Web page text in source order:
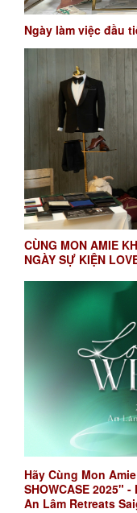
Ngày làm việc đầu
CÙNG MON AMIE
NGÀY SỰ KIỆN
Hãy Cùng Mon
SHOWCASE 2025"
An Lâm Retreats